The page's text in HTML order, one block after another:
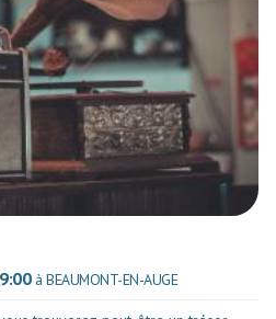
à BEAUMONT-EN-AUGE